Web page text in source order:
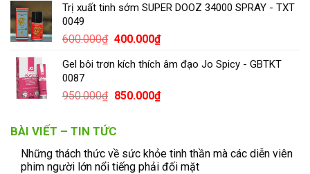
Trị xuất tinh sớm SUPER DOOZ 34000 SPRAY - TXT
0049
600.000₫ 400.000₫
Gel bôi trơn kích thích âm đạo Jo Spicy - GBTKT
0087
950.000₫ 850.000₫
BÀI VIẾT – TIN TỨC
Những thách thức về sức khỏe tinh thần mà các diễn viên
phim người lớn nổi tiếng phải đối mặt